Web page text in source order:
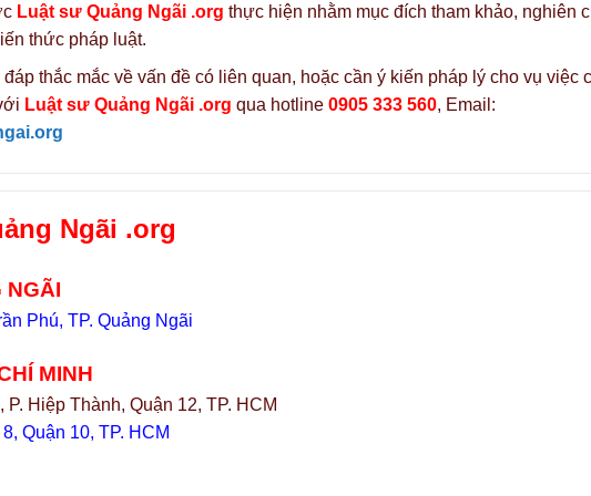
Luật sư Quảng Ngãi .org thực hiện nhằm mục đích tham khảo, nghiên
thức pháp luật.
thắc mắc về vấn đề có liên quan, hoặc cần ý kiến pháp lý cho vụ việc
Luật sư Quảng Ngãi .org qua hotline 0905 333 560, Email:
Ngãi .org
NGÃI
Phú, TP. Quảng Ngãi
MINH
Hiệp Thành, Quận 12, TP. HCM
Quận 10, TP. HCM